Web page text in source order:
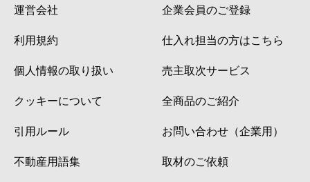
運営会社
利用規約
個人情報の取り扱い
クッキーについて
引用ルール
不動産用語集
企業会員のご登録
仕入れ担当の方はこちら
売主取次サービス
全商品のご紹介
お問い合わせ（企業用）
取材のご依頼